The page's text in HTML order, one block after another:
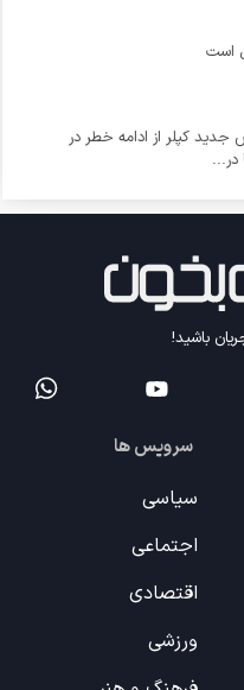
است
کپلر از ادامه خطر در
باشید!
سرویس ها
سیاسی
اجتماعی
اقتصادی
ورزشی